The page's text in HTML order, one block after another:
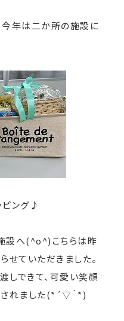
今年は二か所の施設に
ピング♪
設へ(^o^)こちらは昨
せていただきました。
しできて、可愛い笑顔
されました(*´▽｀*)